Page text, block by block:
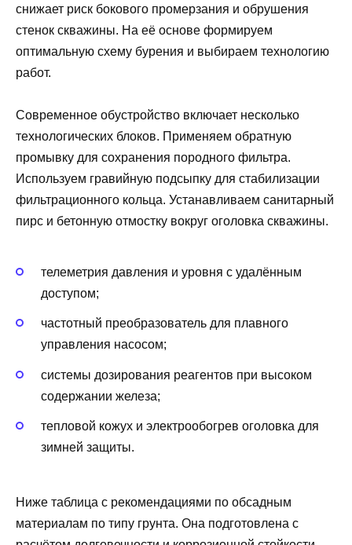
снижает риск бокового промерзания и обрушения
стенок скважины. На её основе формируем
оптимальную схему бурения и выбираем технологию
работ.
Современное обустройство включает несколько
технологических блоков. Применяем обратную
промывку для сохранения породного фильтра.
Используем гравийную подсыпку для стабилизации
фильтрационного кольца. Устанавливаем санитарный
пирс и бетонную отмостку вокруг оголовка скважины.
телеметрия давления и уровня с удалённым
доступом;
частотный преобразователь для плавного
управления насосом;
системы дозирования реагентов при высоком
содержании железа;
тепловой кожух и электрообогрев оголовка для
зимней защиты.
Ниже таблица с рекомендациями по обсадным
материалам по типу грунта. Она подготовлена с